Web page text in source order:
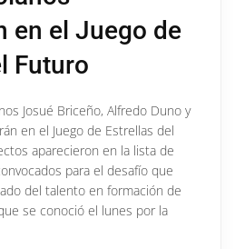
en el Juego de
Futuro
Josué Briceño, Alfredo Duno y
en el Juego de Estrellas del
aparecieron en la lista de
para el desafío que
del talento en formación de
se conoció el lunes por la